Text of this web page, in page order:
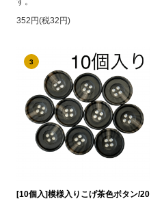
352円(税32円)
3
[10個入]模様入りこげ茶色ボタン/20